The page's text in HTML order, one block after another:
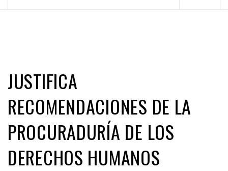
JUSTIFICA
RECOMENDACIONES DE LA
PROCURADURÍA DE LOS
DERECHOS HUMANOS